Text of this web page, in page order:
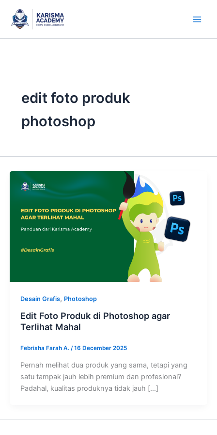
content
edit foto produk
photoshop
Desain Grafis, Photoshop
Edit Foto Produk di Photoshop agar
Terlihat Mahal
Febrisha Farah A. /16 December 2025
Pernah melihat dua produk yang sama, tetapi yang
satu tampak jauh lebih premium dan profesional?
Padahal, kualitas produknya tidak jauh […]